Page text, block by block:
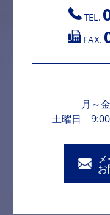
TEL.
FAX.
月～
土曜日 9:00